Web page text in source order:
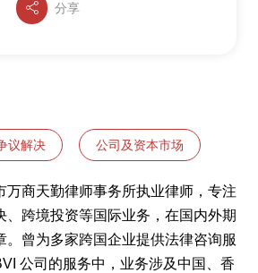
分享
议解决 公司及资本市场
万商天勤律师事务所执业律师，专注
、跨境投资等国际业务，在国内外期
。曾为多家跨国企业提供法律咨询服
公司的服务中，业务涉及中国、香